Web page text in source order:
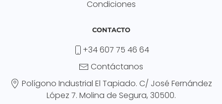
Condiciones
CONTACTO
+34 607 75 46 64
Contáctanos
Polígono Industrial El Tapiado. C/ José Fernández
López 7. Molina de Segura, 30500.